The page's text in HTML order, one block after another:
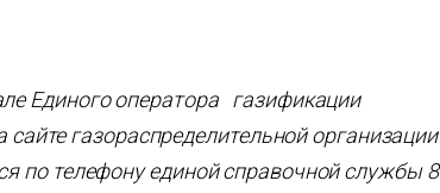
Единого оператора газификации
газораспределительной организации
по телефону единой справочной службы 8